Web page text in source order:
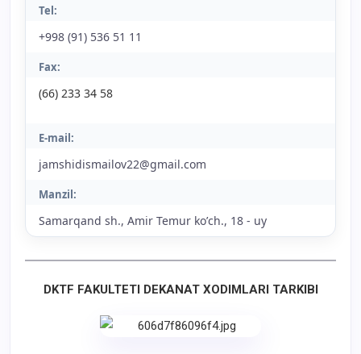
Tel:
+998 (91) 536 51 11
Fax:
(66) 233 34 58
E-mail:
jamshidismailov22@gmail.com
Manzil:
Samarqand sh., Аmir Temur koʼch., 18 - uy
DKTF FAKULTETI DEKANAT XODIMLARI TARKIBI